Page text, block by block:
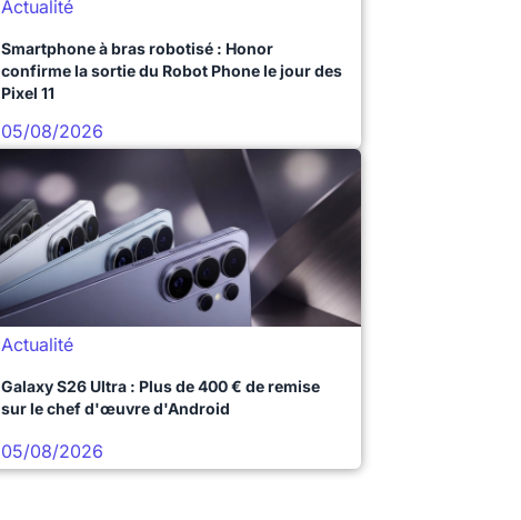
Actualité
Smartphone à bras robotisé : Honor
confirme la sortie du Robot Phone le jour des
Pixel 11
05/08/2026
Actualité
Galaxy S26 Ultra : Plus de 400 € de remise
sur le chef d'œuvre d'Android
05/08/2026